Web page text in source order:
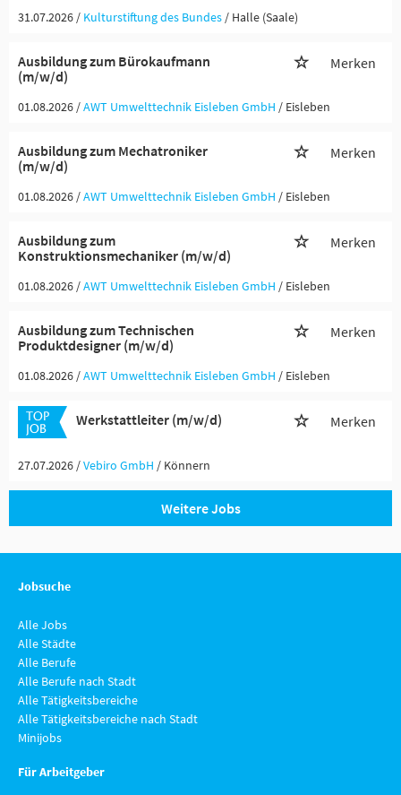
31.07.2026 / Kulturstiftung des Bundes / Halle (Saale)
Ausbildung zum Bürokaufmann
(m/w/d)
Merken
01.08.2026 /AWT Umwelttechnik Eisleben GmbH / Eisleben
Ausbildung zum Mechatroniker
(m/w/d)
Merken
01.08.2026 /AWT Umwelttechnik Eisleben GmbH / Eisleben
Ausbildung zum
Konstruktionsmechaniker (m/w/d)
Merken
01.08.2026 /AWT Umwelttechnik Eisleben GmbH / Eisleben
Ausbildung zum Technischen
Produktdesigner (m/w/d)
Merken
01.08.2026 /AWT Umwelttechnik Eisleben GmbH / Eisleben
Werkstattleiter (m/w/d) Merken
27.07.2026 /Vebiro GmbH / Könnern
Weitere Jobs
Jobsuche
Alle Jobs
Alle Städte
Alle Berufe
Alle Berufe nach Stadt
Alle Tätigkeitsbereiche
Alle Tätigkeitsbereiche nach Stadt
Minijobs
Für Arbeitgeber